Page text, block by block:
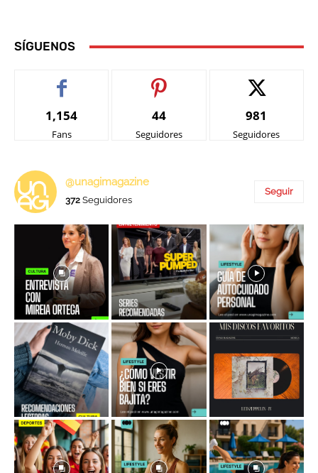
SÍGUENOS
1,154
Fans
44
Seguidores
981
Seguidores
@unagimagazine
372 Seguidores
Seguir